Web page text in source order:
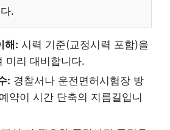
.
해: 시력 기준(교정시력 포함)을
미리 대비합니다.
: 경찰서나 운전면허시험장 방
약이 시간 단축의 지름길입니